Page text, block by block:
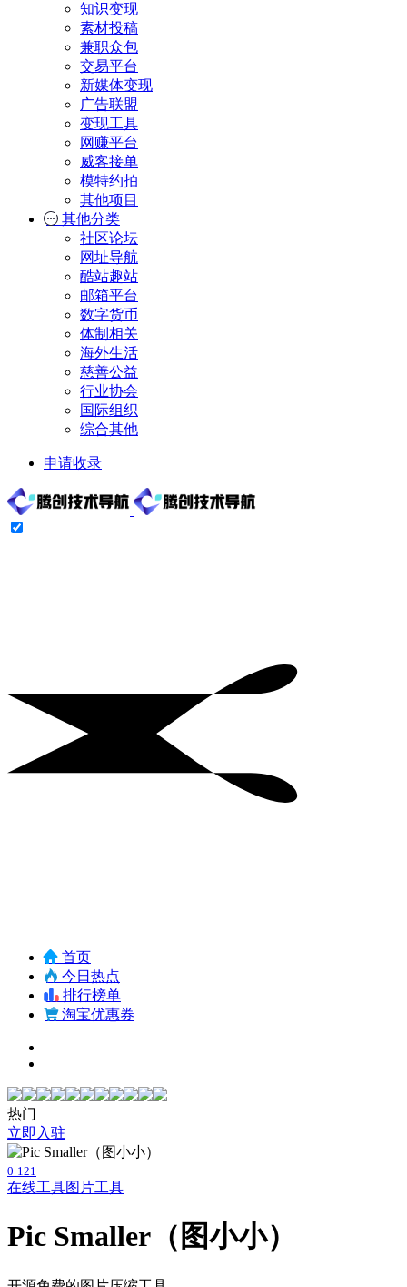
知识变现
素材投稿
兼职众包
交易平台
新媒体变现
广告联盟
变现工具
网赚平台
威客接单
模特约拍
其他项目
其他分类
社区论坛
网址导航
酷站趣站
邮箱平台
数字货币
体制相关
海外生活
慈善公益
行业协会
国际组织
综合其他
申请收录
首页
今日热点
排行榜单
淘宝优惠券
热门
立即入驻
0 121
在线工具图片工具
Pic Smaller（图小小）